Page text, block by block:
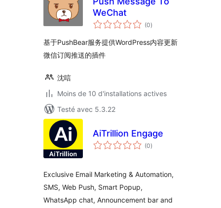
WeChat
(0notes
en
)
基于PushBear服务提供WordPress内容更新
微信订阅推送的插件
沈唁
Moins de 10 d'installations actives
Testé avec 5.3.22
AiTrillion Engage
(0notes
en
)
Exclusive Email Marketing & Automation,
SMS, Web Push, Smart Popup,
WhatsApp chat, Announcement bar and